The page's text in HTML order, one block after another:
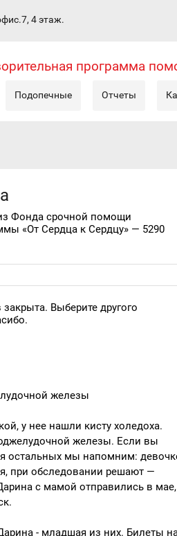
4 этаж.
программа
Подопечные Отчеты
Фонда срочной помощи
«От Сердца к Сердцу» — 5290
Выберите другого
железы
у нее нашли кисту холедоха.
железы. Если вы
остальных мы напомним:
при обследовании решают —
с мамой отправились в мае,
- младшая из них. Билеты